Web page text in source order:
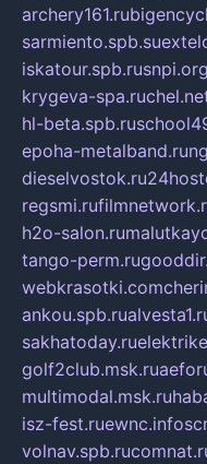
archery161.ru
sarmiento.spb.su
iskatour.spb.ru
krygeva-spa.ru
hl-beta.spb.ru
epoha-metalband.ru
dieselvostok.ru
regsmi.ru
h2o-salon.ru
tango-perm.ru
webkrasotki.com
ankou.spb.ru
sakhatoday.ru
golf2club.msk.ru
multimodal.msk.ru
isz-fest.ruewnc.info
volnav.spb.ru